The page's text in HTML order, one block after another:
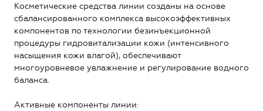
Косметические средства линии созданы на основе
сбалансированного комплекса высокоэффективных
компонентов по технологии безинъекционной
процедуры гидровитализации кожи (интенсивного
насыщения кожи влагой), обеспечивают
многоуровневое увлажнение и регулирование водного
баланса.
Активные компоненты линии: